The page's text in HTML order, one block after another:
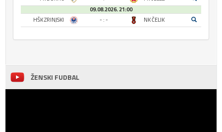
09.08.2026. 21:00
HŠK ZRINJSKI
- : - NK ČELIK
ŽENSKI FUDBAL